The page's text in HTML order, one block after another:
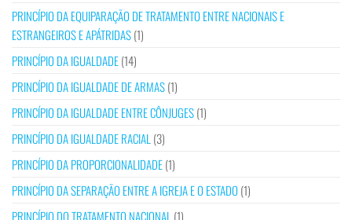
PRINCÍPIO DA EQUIPARAÇÃO DE TRATAMENTO ENTRE NACIONAIS E
ESTRANGEIROS E APÁTRIDAS(1)
PRINCÍPIO DA IGUALDADE(14)
PRINCÍPIO DA IGUALDADE DE ARMAS(1)
PRINCÍPIO DA IGUALDADE ENTRE CÔNJUGES(1)
PRINCÍPIO DA IGUALDADE RACIAL (3)
PRINCÍPIO DA PROPORCIONALIDADE(1)
PRINCÍPIO DA SEPARAÇÃO ENTRE A IGREJA E O ESTADO (1)
PRINCÍPIO DO TRATAMENTO NACIONAL (1)